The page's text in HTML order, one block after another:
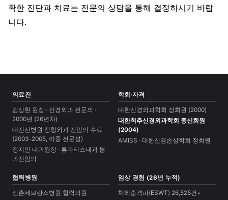
확한 진단과 치료는 전문의 상담을 통해 결정하시기 바랍
니다.
의료진
김상현 원장 · 신경외과 전문의 ·
2000년 (26년차)
대전선병원 정형외과 전임의 수료
(2003-2005, 이중 전문성)
정지인 내과원장 · 류마티스내과 분
과전임의
학회·자격
대한신경외과학회 정회원 (2000)
대한척추신경외과학회 종신회원
(2004)
AMISS · 대한신경손상학회 정회원
협력병원
신촌세브란스병원 협력의원
임상 경험 (26년 누적)
체외충격파(ESWT) 26,525건+